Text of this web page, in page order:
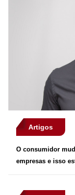
Artigos
O consumidor
empresas e isso